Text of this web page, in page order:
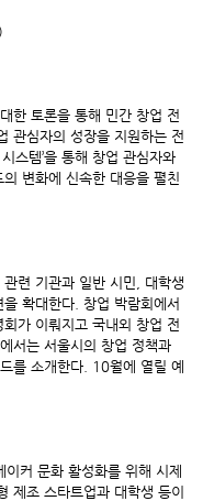
한 토론을 통해 민간 창업 전
관심자의 성장을 지원하는 전
스템’을 통해 창업 관심자와
변화에 신속한 대응을 펼친
련 기관과 일반 시민, 대학생
확대한다. 창업 박람회에서
가 이뤄지고 국내외 창업 전
서는 서울시의 창업 정책과
를 소개한다. 10월에 열릴 예
커 문화 활성화를 위해 시제
제조 스타트업과 대학생 등이